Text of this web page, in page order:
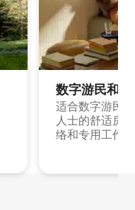
数字游民和
适合数字游民
人士的舒适房
络和专用工作